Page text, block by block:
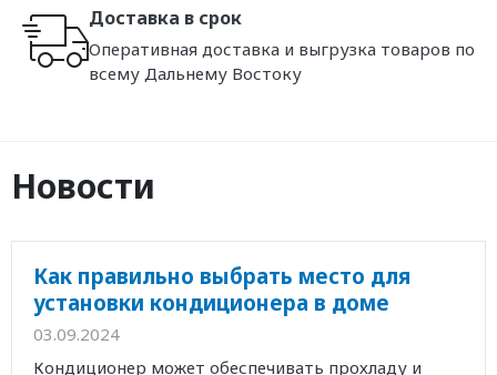
Доставка в срок
Оперативная доставка и выгрузка товаров по
всему Дальнему Востоку
Новости
Как правильно выбрать место для
установки кондиционера в доме
03.09.2024
Кондиционер может обеспечивать прохладу и